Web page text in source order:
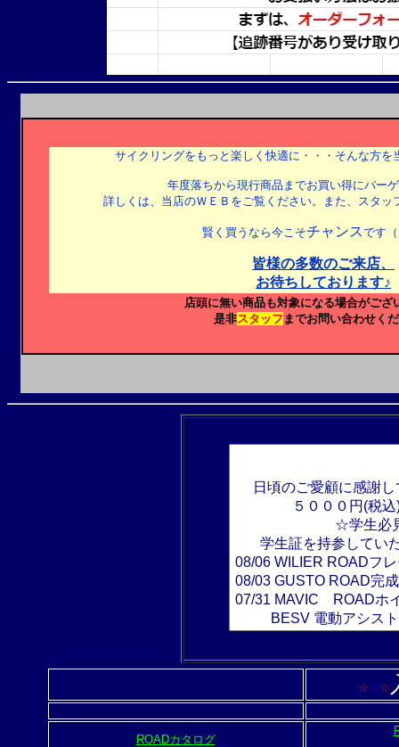
サイクリングをもっと楽しく快適に ・・・そんな方を
年度落ちから現行商品までお買い得にバー
詳しくは、当店のＷＥＢをご覧ください。また、スタッ
賢く買うなら今こそチャンスです
皆様の多数のご来店、
お待ちしております♪
店頭に無い商品も対象になる場合がござ
是非スタッフ までお問い合わせく
☆☆☆
ROADカタログ